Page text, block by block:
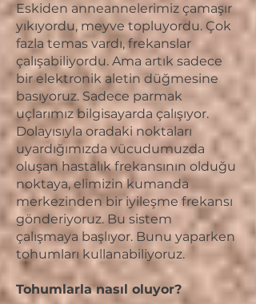
Eskiden anneannelerimiz çamaşır
yıkıyordu, meyve topluyordu. Çok
fazla temas vardı, frekanslar
çalışabiliyordu. Ama artık sadece
bir elektronik aletin düğmesine
basıyoruz. Sadece parmak
uçlarımız bilgisayarda çalışıyor.
Dolayısıyla oradaki noktaları
uyardığımızda vücudumuzda
oluşan hastalık frekansının olduğu
noktaya, elimizin kumanda
merkezinden bir iyileşme frekansı
gönderiyoruz. Bu sistem
çalışmaya başlıyor. Bunu yaparken
tohumları kullanabiliyoruz.
Tohumlarla nasıl oluyor?